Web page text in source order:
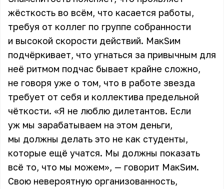
жёсткость во всём, что касается работы,
требуя от коллег по группе собранности
и высокой скорости действий. МакSим
подчёркивает, что угнаться за привычным для
неё ритмом подчас бывает крайне сложно,
не говоря уже о том, что в работе звезда
требует от себя и коллектива предельной
чёткости. «Я не люблю дилетантов. Если
уж мы зарабатываем на этом деньги,
мы должны делать это не как студенты,
которые ещё учатся. Мы должны показать
всё то, что мы можем», — говорит МакSим.
Свою невероятную организованность,